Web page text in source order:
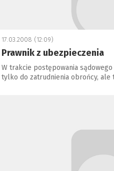
17.03.2008 (12:09)
Prawnik z ubezpieczenia
W trakcie postępowania
tylko do zatrudnienia obrońcy, ale